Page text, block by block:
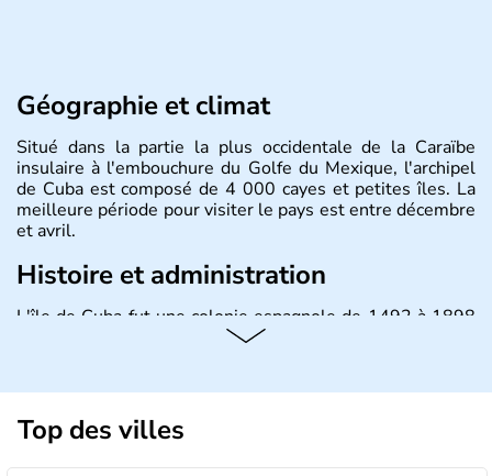
Géographie et climat
Situé dans la partie la plus occidentale de la Caraïbe
insulaire à l'embouchure du Golfe du Mexique, l'archipel
de Cuba est composé de 4 000 cayes et petites îles. La
meilleure période pour visiter le pays est entre décembre
et avril.
Histoire et administration
L'île de Cuba fut une colonie espagnole de 1492 à 1898
puis un Territoire des Etats-Unis jusqu'en 1902. Le 17
dirigé par le Parti communiste. Le pays est cependant
considéré comme une dictature par ses opposants.
Aujourd'hui, l'embargo américain a été assoupli et le
tourisme bat son plein à Cuba.
Top des villes